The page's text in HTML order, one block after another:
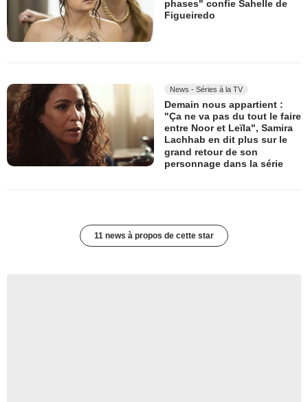
phases" confie Sahelle de
Figueiredo
News - Séries à la TV
Demain nous appartient :
"Ça ne va pas du tout le faire
entre Noor et Leïla", Samira
Lachhab en dit plus sur le
grand retour de son
personnage dans la série
11 news à propos de cette star